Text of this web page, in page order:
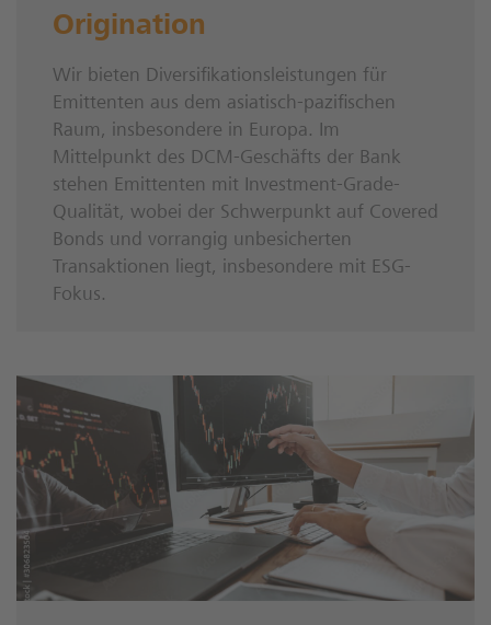
Origination
Wir bieten Diversifikationsleistungen für
Emittenten aus dem asiatisch-pazifischen
Raum, insbesondere in Europa. Im
Mittelpunkt des DCM-Geschäfts der Bank
stehen Emittenten mit Investment-Grade-
Qualität, wobei der Schwerpunkt auf Covered
Bonds und vorrangig unbesicherten
Transaktionen liegt, insbesondere mit ESG-
Fokus.